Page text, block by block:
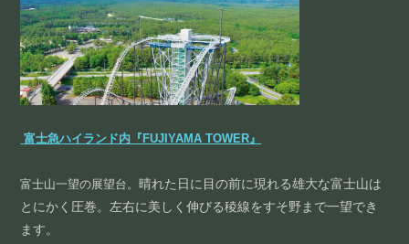
富士急ハイランド内『FUJIYAMA TOWER』
富士山一望の展望台。 晴れた日に目の前に現れる雄大な富士山は
とにかく圧巻。左右に美しく伸びる稜線をすそ野まで一望でき
ます。